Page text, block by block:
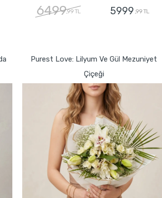
6499,99 TL 5999 ,99 TL
Purest Love: Lilyum Ve Gül Mezuniyet
Çiçeği